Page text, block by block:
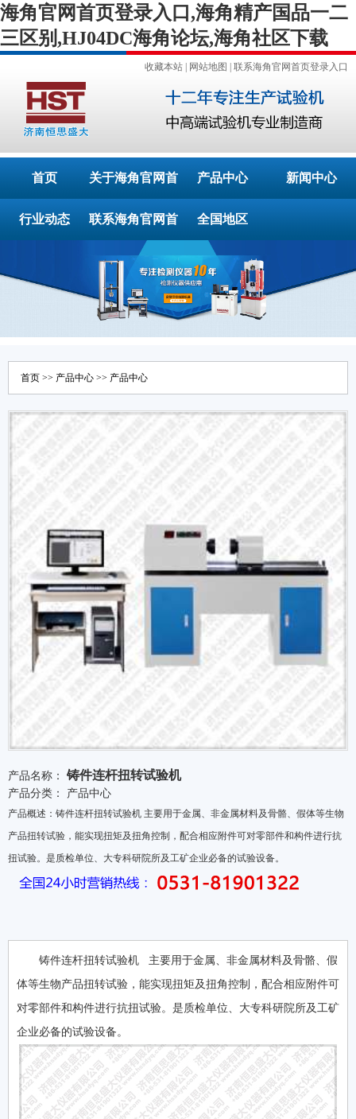
海角官网首页登录入口,海角精产国品一二
三区别,HJ04DC海角论坛,海角社区下载
收藏本站 网站地图 联系海角官网首页登录入口
首页 关于海角官网首
页登录入口
产品中心 新闻中心
行业动态 联系海角官网首
页登录入口
全国地区
首页 >> 产品中心 >> 产品中心
产品名称： 铸件连杆扭转试验机
产品分类： 产品中心
产品概述：铸件连杆扭转试验机 主要用于金属、非金属材料及骨骼、假体等生物
产品扭转试验，能实现扭矩及扭角控制，配合相应附件可对零部件和构件进行抗
扭试验。是质检单位、大专科研院所及工矿企业必备的试验设备。
铸件连杆扭转试验机 主要用于金属、非金属材料及骨骼、假
体等生物产品扭转试验，能实现扭矩及扭角控制，配合相应附件可
对零部件和构件进行抗扭试验。是质检单位、大专科研院所及工矿
企业必备的试验设备。